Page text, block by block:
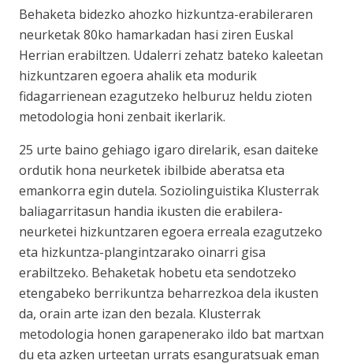
Behaketa bidezko ahozko hizkuntza-erabileraren
neurketak 80ko hamarkadan hasi ziren Euskal
Herrian erabiltzen. Udalerri zehatz bateko kaleetan
hizkuntzaren egoera ahalik eta modurik
fidagarrienean ezagutzeko helburuz heldu zioten
metodologia honi zenbait ikerlarik.
25 urte baino gehiago igaro direlarik, esan daiteke
ordutik hona neurketek ibilbide aberatsa eta
emankorra egin dutela. Soziolinguistika Klusterrak
baliagarritasun handia ikusten die erabilera-
neurketei hizkuntzaren egoera erreala ezagutzeko
eta hizkuntza-plangintzarako oinarri gisa
erabiltzeko. Behaketak hobetu eta sendotzeko
etengabeko berrikuntza beharrezkoa dela ikusten
da, orain arte izan den bezala. Klusterrak
metodologia honen garapenerako ildo bat martxan
du eta azken urteetan urrats esanguratsuak eman